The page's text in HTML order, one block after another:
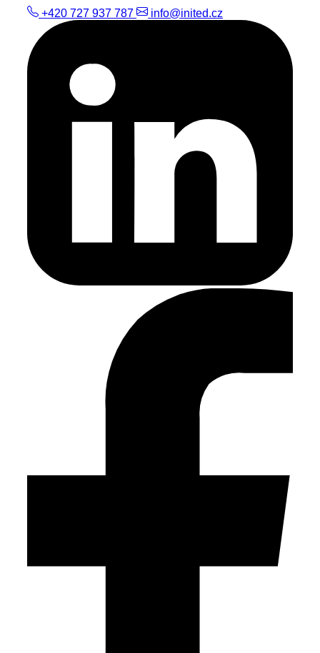
+420 727 937 787 info@inited.cz